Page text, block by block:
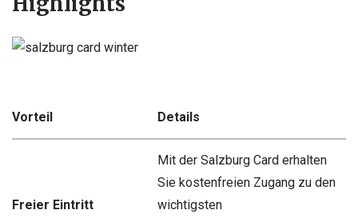
Vorteil Details
Freier Eintritt
Mit der Salzburg Card erhalten
Sie kostenfreien Zugang zu den
wichtigsten